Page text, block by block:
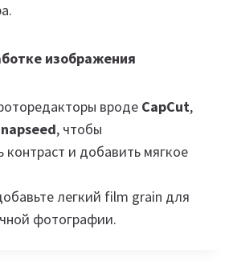
изображения
вроде CapCut,
, чтобы
контраст и добавить мягкое
легкий film grain для
фотографии.